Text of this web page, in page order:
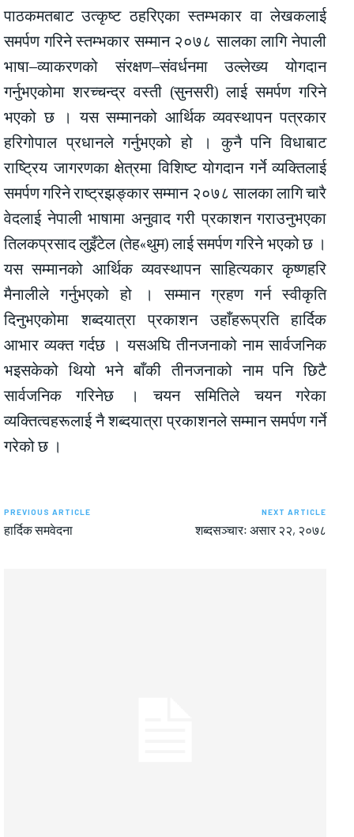
पाठकमतबाट उत्कृष्ट ठहरिएका स्तम्भकार वा लेखकलाई
समर्पण गरिने स्तम्भकार सम्मान २०७८ सालका लागि नेपाली
भाषा–व्याकरणको संरक्षण–संवर्धनमा उल्लेख्य योगदान
गर्नुभएकोमा शरच्चन्द्र वस्ती (सुनसरी) लाई समर्पण गरिने
भएको छ । यस सम्मानको आर्थिक व्यवस्थापन पत्रकार
हरिगोपाल प्रधानले गर्नुभएको हो । कुनै पनि विधाबाट
राष्ट्रिय जागरणका क्षेत्रमा विशिष्ट योगदान गर्ने व्यक्तिलाई
समर्पण गरिने राष्ट्रझङ्कार सम्मान २०७८ सालका लागि चारै
वेदलाई नेपाली भाषामा अनुवाद गरी प्रकाशन गराउनुभएका
तिलकप्रसाद लुइँटेल (तेह«थुम) लाई समर्पण गरिने भएको छ ।
यस सम्मानको आर्थिक व्यवस्थापन साहित्यकार कृष्णहरि
मैनालीले गर्नुभएको हो । सम्मान ग्रहण गर्न स्वीकृति
दिनुभएकोमा शब्दयात्रा प्रकाशन उहाँहरूप्रति हार्दिक
आभार व्यक्त गर्दछ । यसअघि तीनजनाको नाम सार्वजनिक
भइसकेको थियो भने बाँकी तीनजनाको नाम पनि छिटै
सार्वजनिक गरिनेछ । चयन समितिले चयन गरेका
व्यक्तित्वहरूलाई नै शब्दयात्रा प्रकाशनले सम्मान समर्पण गर्ने
गरेको छ ।
PREVIOUS ARTICLE
हार्दिक समवेदना
NEXT ARTICLE
शब्दसञ्चारः असार २२, २०७८